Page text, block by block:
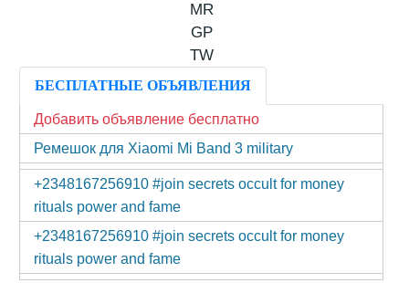
MR
GP
TW
БЕСПЛАТНЫЕ ОБЪЯВЛЕНИЯ
Добавить объявление бесплатно
Ремешок для Xiaomi Mi Band 3 military
+2348167256910 #join secrets occult for money
rituals power and fame
+2348167256910 #join secrets occult for money
rituals power and fame